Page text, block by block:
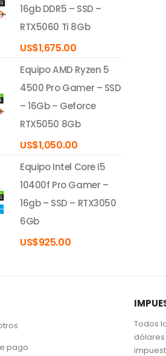
16gb DDR5 – SSD –
RTX5060 Ti 8Gb
US$1,675.00
Equipo AMD Ryzen 5
4500 Pro Gamer – SSD
– 16Gb – Geforce
RTX5050 8Gb
US$1,050.00
Equipo Intel Core I5
10400f Pro Gamer –
16gb – SSD – RTX3050
6Gb
US$925.00
pago
Todos